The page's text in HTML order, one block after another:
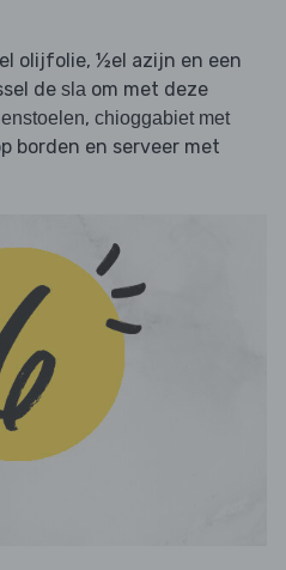
olijfolie, ½el azijn en een
de sla om met deze
, chioggabiet met
borden en serveer met